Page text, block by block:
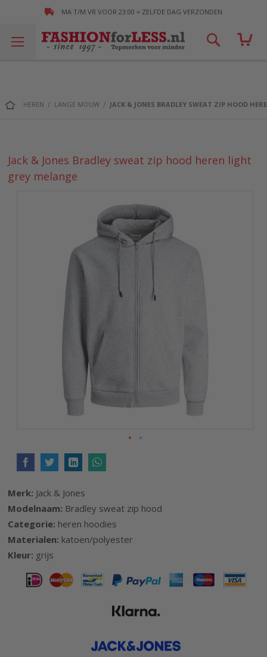
MA T/M VR VOOR 23:00 = ZELFDE DAG VERZONDEN
HEREN LANGE MOUW JACK & JONES BRADLEY SWEAT ZIP HOOD
Jack & Jones Bradley sweat zip hood heren light
grey melange
afbeeldingen-
Ga
naar
begin
gallerij
Merk: Jack & Jones
Modelnaam: Bradley sweat zip hood
Categorie: heren hoodies
Materialen: katoen/polyester
Kleur: grijs